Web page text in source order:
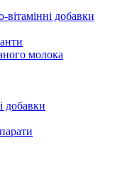
вітамінні добавки
молока
добавки